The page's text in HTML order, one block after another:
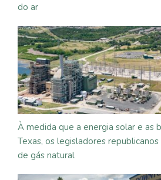
do ar
À medida que a energia solar e as
Texas, os legisladores
de gás natural